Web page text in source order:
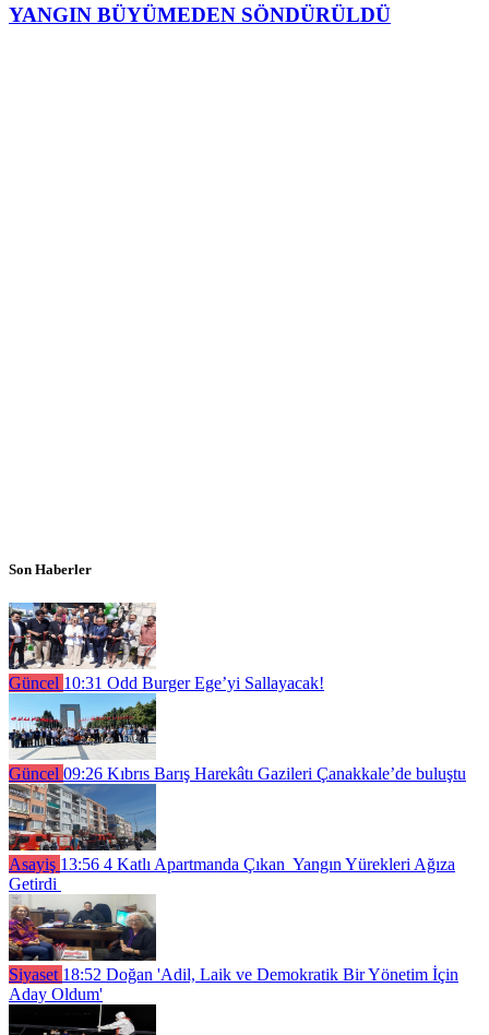
YANGIN BÜYÜMEDEN SÖNDÜRÜLDÜ
Son Haberler
Güncel 10:31 Odd Burger Ege’yi Sallayacak!
Güncel 09:26 Kıbrıs Barış Harekâtı Gazileri Çanakkale’de buluştu
Asayiş 13:56 4 Katlı Apartmanda Çıkan Yangın Yürekleri Ağıza
Getirdi
Siyaset 18:52 Doğan 'Adil, Laik ve Demokratik Bir Yönetim İçin
Aday Oldum'